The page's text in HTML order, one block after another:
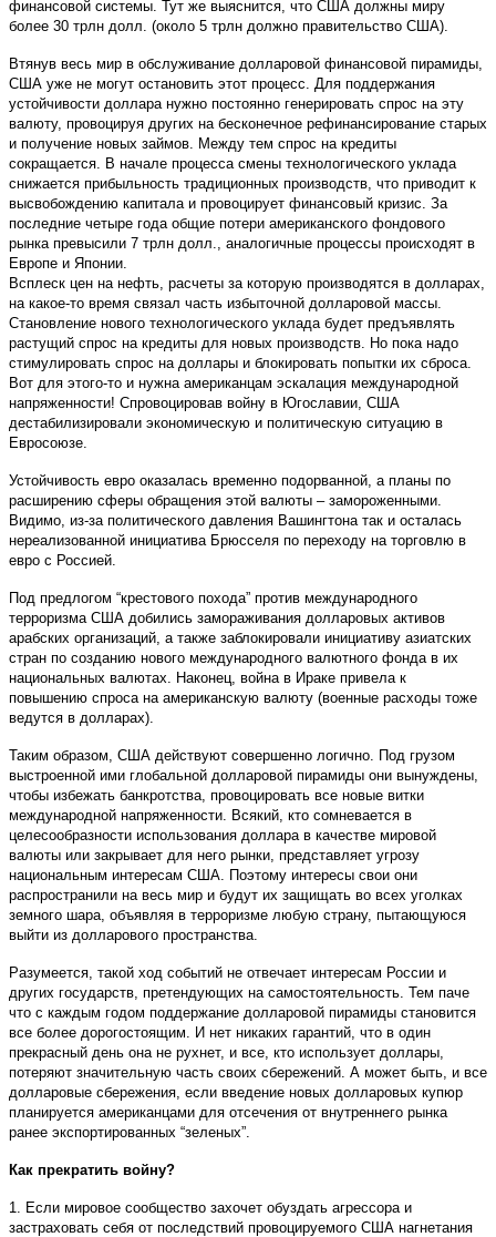
финансовой системы. Тут же выяснится, что США должны миру
более 30 трлн долл. (около 5 трлн должно правительство США).
Втянув весь мир в обслуживание долларовой финансовой пирамиды,
США уже не могут остановить этот процесс. Для поддержания
устойчивости доллара нужно постоянно генерировать спрос на эту
валюту, провоцируя других на бесконечное рефинансирование старых
и получение новых займов. Между тем спрос на кредиты
сокращается. В начале процесса смены технологического уклада
снижается прибыльность традиционных производств, что приводит к
высвобождению капитала и провоцирует финансовый кризис. За
последние четыре года общие потери американского фондового
рынка превысили 7 трлн долл., аналогичные процессы происходят в
Европе и Японии.
Всплеск цен на нефть, расчеты за которую производятся в долларах,
на какое-то время связал часть избыточной долларовой массы.
Становление нового технологического уклада будет предъявлять
растущий спрос на кредиты для новых производств. Но пока надо
стимулировать спрос на доллары и блокировать попытки их сброса.
Вот для этого-то и нужна американцам эскалация международной
напряженности! Спровоцировав войну в Югославии, США
дестабилизировали экономическую и политическую ситуацию в
Евросоюзе.
Устойчивость евро оказалась временно подорванной, а планы по
расширению сферы обращения этой валюты – замороженными.
Видимо, из-за политического давления Вашингтона так и осталась
нереализованной инициатива Брюсселя по переходу на торговлю в
евро с Россией.
Под предлогом “крестового похода” против международного
терроризма США добились замораживания долларовых активов
арабских организаций, а также заблокировали инициативу азиатских
стран по созданию нового международного валютного фонда в их
национальных валютах. Наконец, война в Ираке привела к
повышению спроса на американскую валюту (военные расходы тоже
ведутся в долларах).
Таким образом, США действуют совершенно логично. Под грузом
выстроенной ими глобальной долларовой пирамиды они вынуждены,
чтобы избежать банкротства, провоцировать все новые витки
международной напряженности. Всякий, кто сомневается в
целесообразности использования доллара в качестве мировой
валюты или закрывает для него рынки, представляет угрозу
национальным интересам США. Поэтому интересы свои они
распространили на весь мир и будут их защищать во всех уголках
земного шара, объявляя в терроризме любую страну, пытающуюся
выйти из долларового пространства.
Разумеется, такой ход событий не отвечает интересам России и
других государств, претендующих на самостоятельность. Тем паче
что с каждым годом поддержание долларовой пирамиды становится
все более дорогостоящим. И нет никаких гарантий, что в один
прекрасный день она не рухнет, и все, кто использует доллары,
потеряют значительную часть своих сбережений. А может быть, и все
долларовые сбережения, если введение новых долларовых купюр
планируется американцами для отсечения от внутреннего рынка
ранее экспортированных “зеленых”.
Как прекратить войну?
1. Если мировое сообщество захочет обуздать агрессора и
застраховать себя от последствий провоцируемого США нагнетания